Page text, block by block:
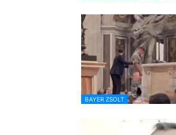
BAYER ZSOLT